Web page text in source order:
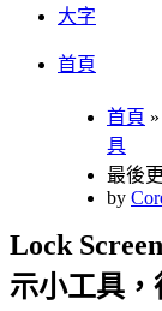
大字
首頁
首頁 »
具
最後
by
Lock
示小工具，